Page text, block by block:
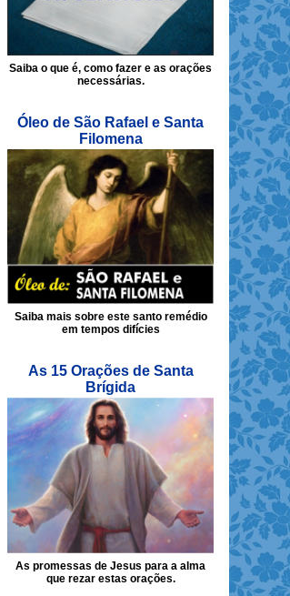
Saiba o que é, como fazer e as orações
necessárias.
Óleo de São Rafael e Santa
Filomena
Saiba mais sobre este santo remédio
em tempos difícies
As 15 Orações de Santa
Brígida
As promessas de Jesus para a alma
que rezar estas orações.